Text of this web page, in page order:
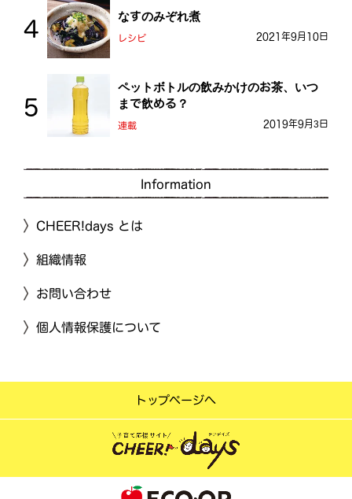
なすのみぞれ煮
レシピ 2021年9月10日
ペットボトルの飲みかけのお茶、いつ
まで飲める？
連載 2019年9月3日
Information
CHEER!days とは
組織情報
お問い合わせ
個人情報保護について
トップページへ